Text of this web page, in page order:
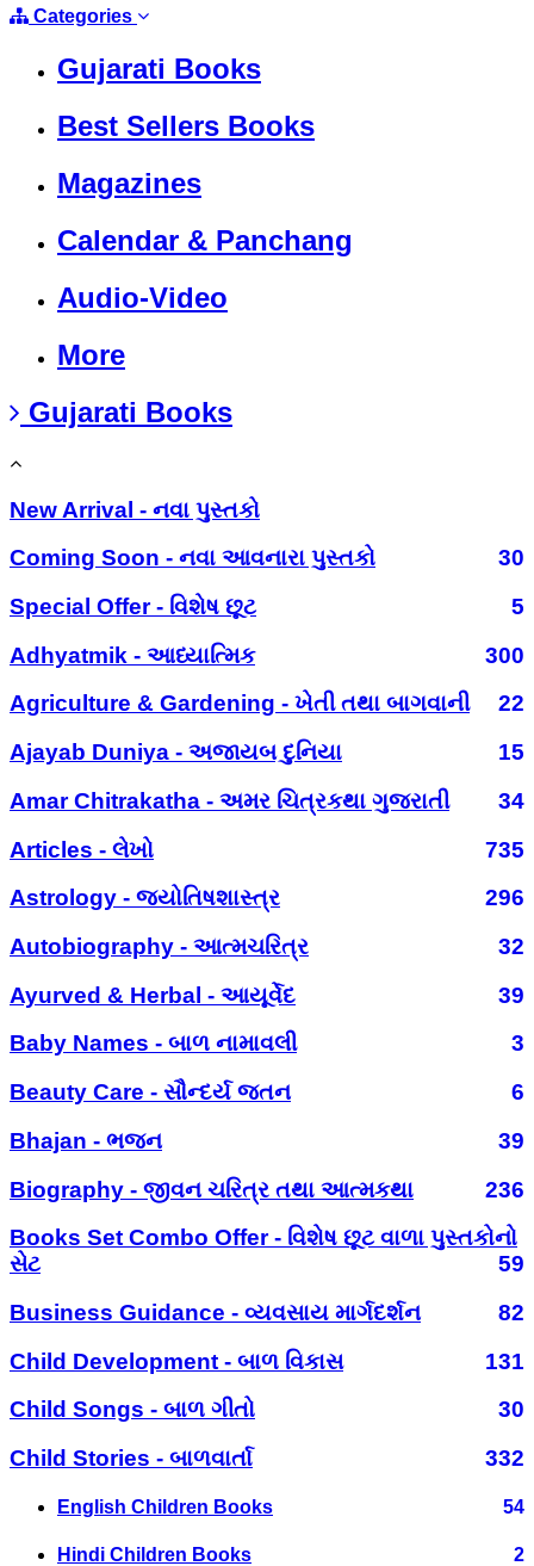
Categories
Gujarati Books
Best Sellers Books
Magazines
Calendar & Panchang
Audio-Video
More
Gujarati Books
New Arrival - નવા પુસ્તકો
Coming Soon - નવા આવનારા પુસ્તકો
30
Special Offer - વિશેષ છૂટ
5
Adhyatmik - આધ્યાત્મિક
300
Agriculture & Gardening - ખેતી તથા બાગવાની
22
Ajayab Duniya - અજાયબ દુનિયા
15
Amar Chitrakatha - અમર ચિત્રકથા ગુજરાતી
34
Articles - લેખો
735
Astrology - જ્યોતિષશાસ્ત્ર
296
Autobiography - આત્મચરિત્ર
32
Ayurved & Herbal - આયૂર્વેદ
39
Baby Names - બાળ નામાવલી
3
Beauty Care - સૌન્દર્ય જતન
6
Bhajan - ભજન
39
Biography - જીવન ચરિત્ર તથા આત્મકથા
236
Books Set Combo Offer - વિશેષ છૂટ વાળા પુસ્તકોનો
સેટ
59
Business Guidance - વ્યવસાય માર્ગદર્શન
82
Child Development - બાળ વિકાસ
131
Child Songs - બાળ ગીતો
30
Child Stories - બાળવાર્તા
332
English Children Books 54
Hindi Children Books 2